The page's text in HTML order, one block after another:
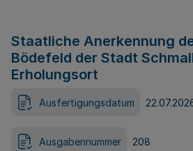
Staatliche Anerkennung
Bödefeld der Stadt
Erholungsort
Ausfertigungsdatum
Ausgabennummer 208